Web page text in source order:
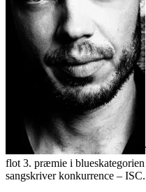
flot 3. præmie i
sangskriver konkurrence – ISC.